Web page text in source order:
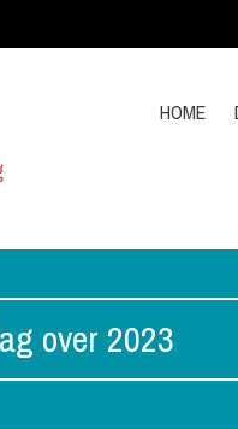
HOME
over 2023